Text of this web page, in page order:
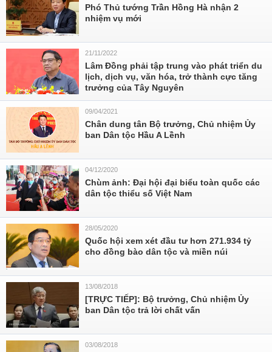
Phó Thủ tướng Trần Hồng Hà nhận 2
nhiệm vụ mới
21/11/2022
Lâm Đồng phải tập trung vào phát triển du
lịch, dịch vụ, văn hóa, trở thành cực tăng
trưởng của Tây Nguyên
09/04/2021
Chân dung tân Bộ trưởng, Chủ nhiệm Ủy
ban Dân tộc Hầu A Lềnh
04/12/2020
Chùm ảnh: Đại hội đại biểu toàn quốc các
dân tộc thiểu số Việt Nam
28/05/2020
Quốc hội xem xét đầu tư hơn 271.934 tỷ
cho đồng bào dân tộc và miền núi
13/08/2018
[TRỰC TIẾP]: Bộ trưởng, Chủ nhiệm Ủy
ban Dân tộc trả lời chất vấn
03/08/2018